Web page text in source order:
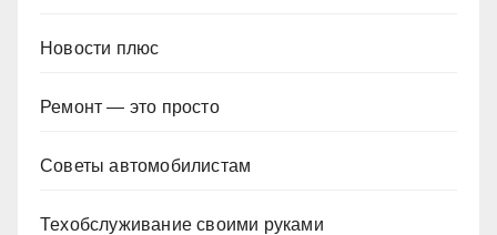
Новости плюс
Ремонт — это просто
Советы автомобилистам
Техобслуживание своими руками